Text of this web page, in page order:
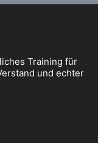
Training für
und echter